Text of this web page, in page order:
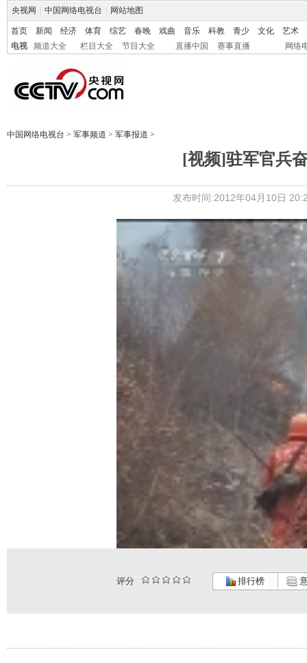
央视网 中国网络电视台 网站地图
首页 新闻 经济 体育 综艺 春晚 戏曲 音乐 科教 青少 文化
艺术
电视
频道大全 栏目大全 节目大全 直播中国 赛事直播 网络
中国网络电视台 > 军事频道 > 军事报道 >
[视频]驻军官兵
发布时间:2012年04月10日
评分 排行榜